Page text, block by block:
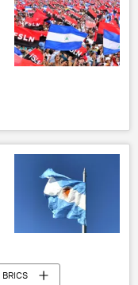
israelí
BRICS